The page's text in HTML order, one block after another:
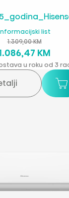
list
1.309,00 KM
KM
u roku od 3